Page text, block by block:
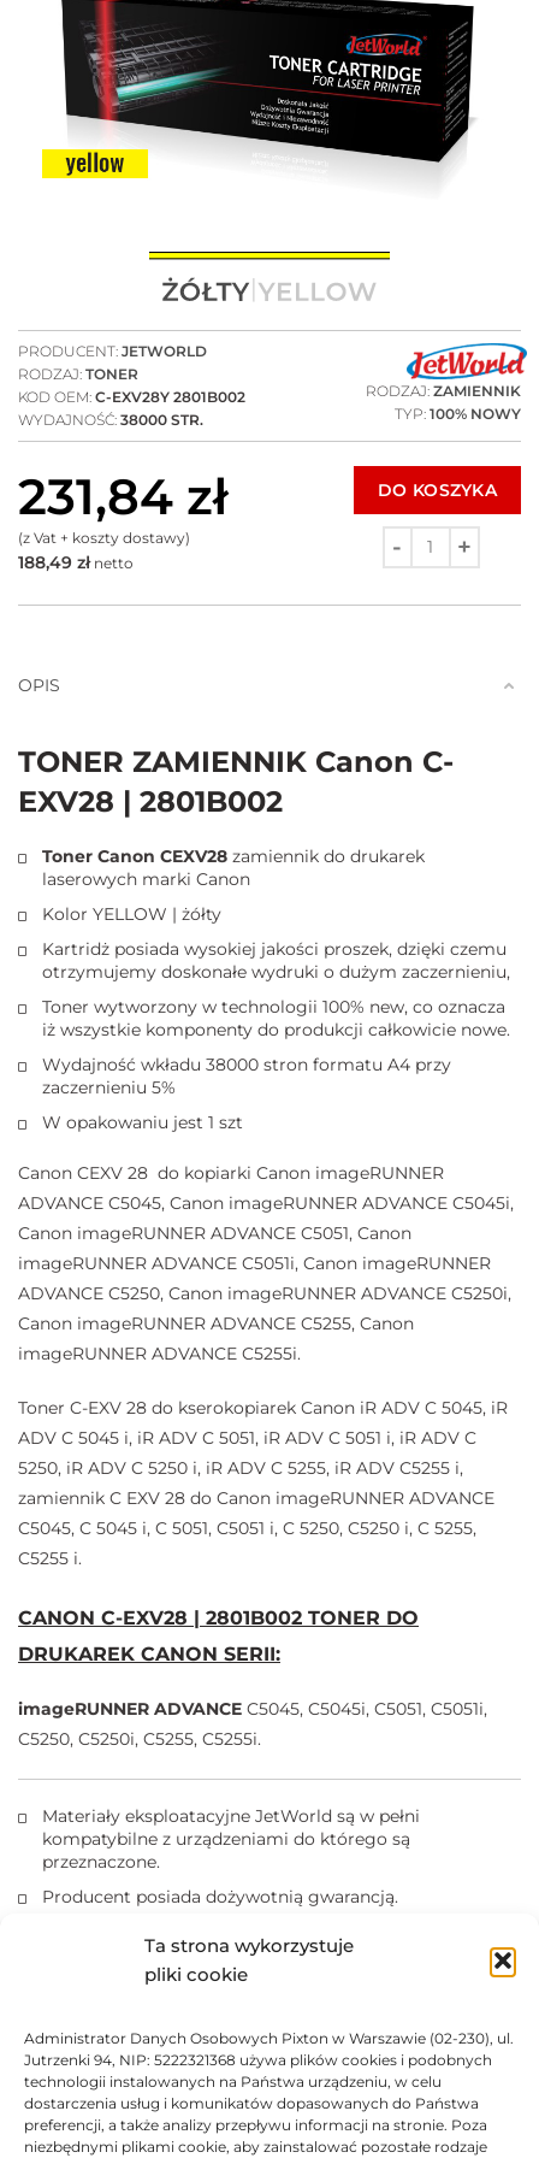
Ta strona wykorzystuje
pliki cookie
Administrator Danych Osobowych Pixton w Warszawie (02-230), ul.
Jutrzenki 94, NIP: 5222321368 używa plików cookies i podobnych
technologii instalowanych na Państwa urządzeniu, w celu
dostarczenia usług i komunikatów dopasowanych do Państwa
preferencji, a także analizy przepływu informacji na stronie. Poza
niezbędnymi plikami cookie, aby zainstalować pozostałe rodzaje
PRODUCENT: JETWORLD
RODZAJ: TONER
KOD OEM: C-EXV28Y 2801B002
WYDAJNOŚĆ: 38000 STR.
RODZAJ: ZAMIENNIK
TYP: 100% NOWY
231,84 zł
(z Vat + koszty dostawy)
188,49 złnetto
DO KOSZYKA
OPIS
TONER ZAMIENNIK Canon C-
EXV28 | 2801B002
Toner Canon CEXV28 zamiennik do drukarek
laserowych marki Canon
Kolor YELLOW | żółty
Kartridż posiada wysokiej jakości proszek, dzięki czemu
otrzymujemy doskonałe wydruki o dużym zaczernieniu,
Toner wytworzony w technologii 100% new, co oznacza
iż wszystkie komponenty do produkcji całkowicie nowe.
Wydajność wkładu 38000 stron formatu A4 przy
zaczernieniu 5%
W opakowaniu jest 1 szt
Canon CEXV 28 do kopiarki Canon imageRUNNER
ADVANCE C5045, Canon imageRUNNER ADVANCE C5045i,
Canon imageRUNNER ADVANCE C5051, Canon
imageRUNNER ADVANCE C5051i, Canon imageRUNNER
ADVANCE C5250, Canon imageRUNNER ADVANCE C5250i,
Canon imageRUNNER ADVANCE C5255, Canon
imageRUNNER ADVANCE C5255i.
Toner C-EXV 28 do kserokopiarek Canon iR ADV C 5045, iR
ADV C 5045 i, iR ADV C 5051, iR ADV C 5051 i, iR ADV C
5250, iR ADV C 5250 i, iR ADV C 5255, iR ADV C5255 i,
zamiennik C EXV 28 do Canon imageRUNNER ADVANCE
C5045, C 5045 i, C 5051, C5051 i, C 5250, C5250 i, C 5255,
C5255 i.
CANON C-EXV28 | 2801B002 TONER DO
DRUKAREK CANON SERII:
imageRUNNER ADVANCE C5045, C5045i, C5051, C5051i,
C5250, C5250i, C5255, C5255i.
Materiały eksploatacyjne JetWorld są w pełni
kompatybilne z urządzeniami do którego są
przeznaczone.
Producent posiada dożywotnią gwarancją.
Kasety z tonerem nie wolno narażać na działanie światła.
celach informacyjnych.
DANE TECHNICZNE